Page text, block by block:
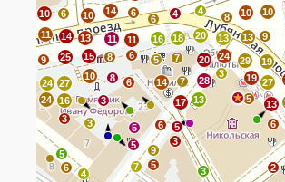
10 6
10
11
14
13
15
8
11 11
6
14
6
16
18
4
4
20
7
5
6
8 6 14 7
28
13
17
5
13
5
19
29
27
19
9
13
13
24
3
20
8 10 10
6
2
6
4
5
7
9
5
3
3
6
5
10
3
16
3
5
3
24
24
9 25
27